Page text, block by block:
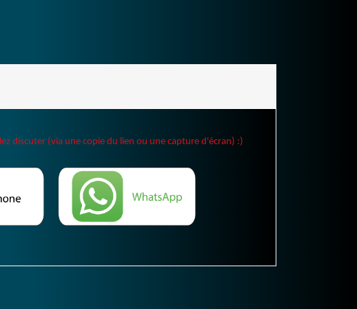
discuter (via une copie du lien ou une capture d'écran) :)